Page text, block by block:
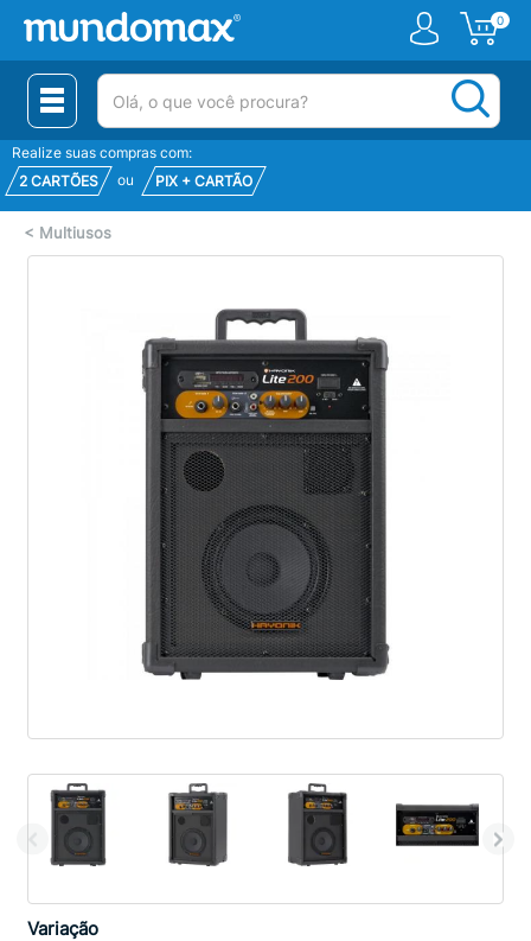
0
(pesquisar)
Realize suas compras com:
2 CARTÕES
ou PIX + CARTÃO
< Multiusos
Variação